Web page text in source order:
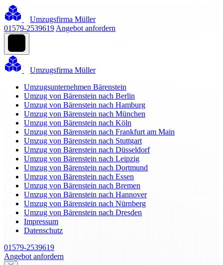
Umzugsfirma Müller
01579-2539619 Angebot anfordern
Umzugsfirma Müller
Umzugsunternehmen Bärenstein
Umzug von Bärenstein nach Berlin
Umzug von Bärenstein nach Hamburg
Umzug von Bärenstein nach München
Umzug von Bärenstein nach Köln
Umzug von Bärenstein nach Frankfurt am Main
Umzug von Bärenstein nach Stuttgart
Umzug von Bärenstein nach Düsseldorf
Umzug von Bärenstein nach Leipzig
Umzug von Bärenstein nach Dortmund
Umzug von Bärenstein nach Essen
Umzug von Bärenstein nach Bremen
Umzug von Bärenstein nach Hannover
Umzug von Bärenstein nach Nürnberg
Umzug von Bärenstein nach Dresden
Impressum
Datenschutz
01579-2539619
Angebot anfordern